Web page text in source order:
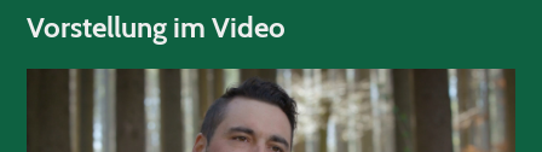
Vorstellung im Video